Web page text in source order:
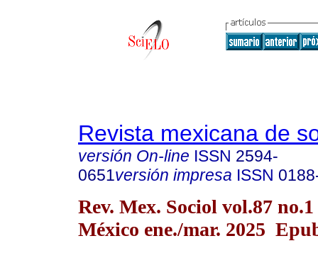
Revista mexicana de
versión On-line ISSN 2594-
0651versión impresa ISSN
Rev. Mex. Sociol vol.87
México ene./mar. 2025